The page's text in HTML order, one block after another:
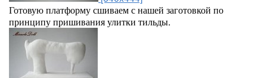
Готовую платформу сшиваем с нашей заготовкой по
принципу пришивания улитки тильды.